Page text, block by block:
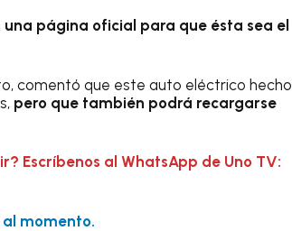
una página oficial para que ésta sea el
comentó que este auto eléctrico hecho
pero que también podrá recargarse
Escríbenos al WhatsApp de Uno TV:
al momento.